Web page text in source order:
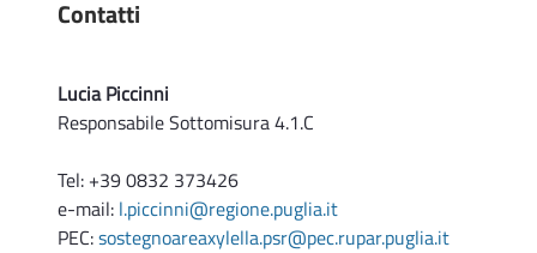
Contatti
Lucia Piccinni
Responsabile Sottomisura 4.1.C
Tel: +39 0832 373426
e-mail: l.piccinni@regione.puglia.it
PEC:sostegnoareaxylella.psr@pec.rupar.puglia.it